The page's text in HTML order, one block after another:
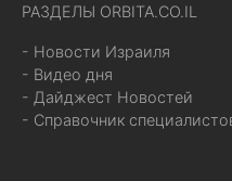
РАЗДЕЛЫ ORBITA.CO.IL
- Новости Израиля
- Видео дня
- Дайджест Новостей
- Справочник